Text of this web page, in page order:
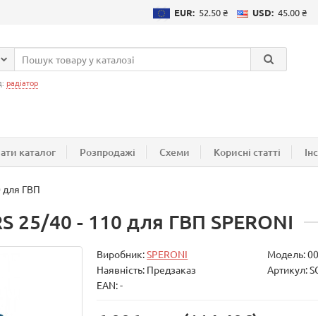
EUR: 52.50 ₴ USD: 45.00 ₴
радіатор
каталог Розпродажі Схеми Корисні статті
для ГВП
25/40 - 110 для ГВП SPERONI
Виробник:SPERONI Модель:
Наявність: Предзаказ
Артикул:
EAN: -